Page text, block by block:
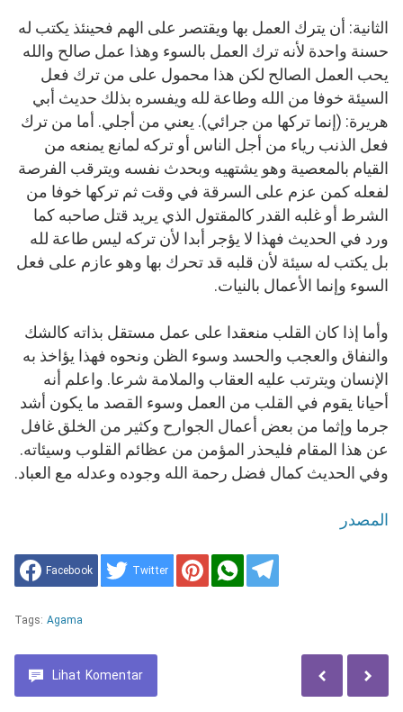
الثانية: أن يترك العمل بها ويقتصر على الهم فحينئذ يكتب له
حسنة واحدة لأنه ترك العمل بالسوء وهذا عمل صالح والله
يحب العمل الصالح لكن هذا محمول على من ترك فعل
السيئة خوفا من الله وطاعة لله ويفسره بذلك حديث أبي
هريرة: (إنما تركها من جرائي). يعني من أجلي. أما من ترك
فعل الذنب رياء من أجل الناس أو تركه لمانع يمنعه من
القيام بالمعصية وهو يشتهيه وبحدث نفسه ويترقب الفرصة
لفعله كمن عزم على السرقة في وقت ثم تركها خوفا من
الشرط أو غلبه القدر كالمقتول الذي يريد قتل صاحبه كما
ورد في الحديث فهذا لا يؤجر أبدا لأن تركه ليس طاعة لله
بل يكتب له سيئة لأن قلبه قد تحرك بها وهو عازم على فعل
السوء وإنما الأعمال بالنيات.
وأما إذا كان القلب منعقدا على عمل مستقل بذاته كالشك
والنفاق والعجب والحسد وسوء الظن ونحوه فهذا يؤاخذ به
الإنسان ويترتب عليه العقاب والملامة شرعا. واعلم أنه
أحيانا يقوم في القلب من العمل وسوء القصد ما يكون أشد
جرما وإثما من بعض أعمال الجوارح وكثير من الخلق غافل
عن هذا المقام فليحذر المؤمن من عظائم القلوب وسيئاته.
وفي الحديث كمال فضل رحمة الله وجوده وعدله مع العباد.
المصدر
Facebook Twitter
Tags: Agama
Lihat Komentar